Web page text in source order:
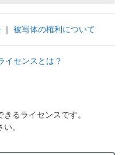
｜ 被写体の権利について
イセンスとは？
るライセンスです。
。